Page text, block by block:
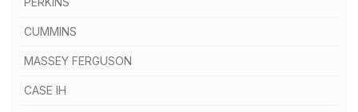
CUMMINS
MASSEY FERGUSON
CASE IH